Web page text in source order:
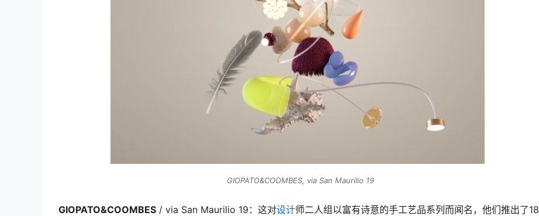
GIOPATO&COOMBES, via San Maurilio 19
GIOPATO&COOMBES / via San Maurilio 19：这对设计师二人组以富有诗意的手工艺品系列而闻名，他们推出了18